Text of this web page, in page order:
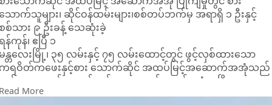
ောက်သူများ၊ ဆိုင်ဝန်ထမ်းများ၊စစ်တပ်ဘက်မှ အရာရှိ ၁ ဦးနှင့်
စ်သား ၉ ဦးခန့် သေဆုံးခဲ့
န်ကုန်၊ ဧပြီ ၁
န္တလေးမြို့၊ ၃၅ လမ်းနှင့် ၇၅ လမ်းထောင့်တွင် ဖွင့်လှစ်ထားသော
ရဝိတ်ကဖေးနှင့်စား သောက်ဆိုင် အထပ်မြင့်အဆောက်အအုံသည်
တ်လ ၂၈ ရက်နေ့ လှုပ်ခတ်သော ငလျင်အတွင်း လုံး၀ ပြိုကျမှု
ြစ်ပွားခဲ့ရာ စားသောက်သူများ၊ ဆိုင်ဝန်ထမ်းများနှင့်အတူ စစ်တပ်
More